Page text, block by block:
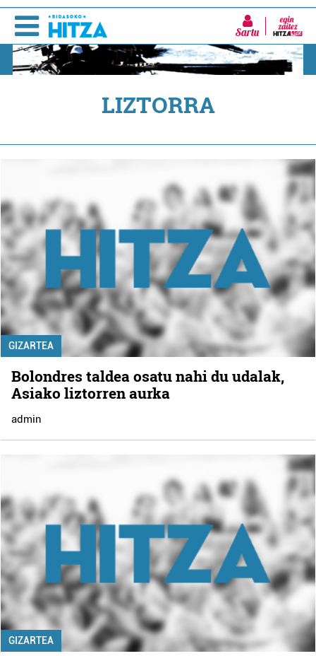
Sartu
LIZTORRA
GIZARTEA
Bolondres taldea osatu nahi du udalak,
Asiako liztorren aurka
admin
GIZARTEA